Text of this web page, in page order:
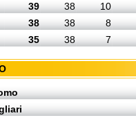
39 38
10
38 38
8
35 38 7